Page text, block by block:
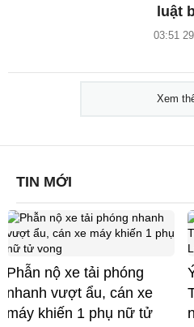
luật
03:51
Xem
TIN MỚI
Phẫn nộ xe tải phóng
nhanh vượt ẩu, cán xe
máy khiến 1 phụ nữ tử